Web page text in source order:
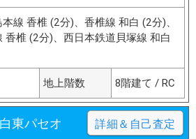
線 香椎 (2分)、香椎線 和白 (2分)、
香椎 (2分)、西日本鉄道貝塚線 和白
地上階数 8階建て / RC
東パセオ 詳細＆自己査定